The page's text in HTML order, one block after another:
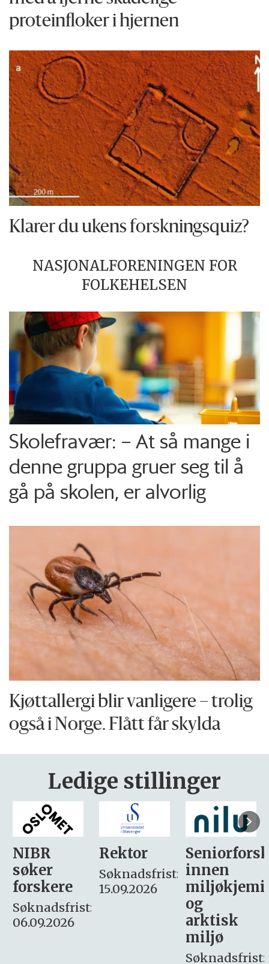
proteinfloker i hjernen
Klarer du ukens forskningsquiz?
NASJONALFORENINGEN FOR
FOLKEHELSEN
Skolefravær: – At så mange i
denne gruppa gruer seg til å
gå på skolen, er alvorlig
Kjøttallergi blir vanligere – trolig
også i Norge. Flått får skylda
Ledige stillinger
Rektor
Søknadsfrist:
15.09.2026
Seniorforsker
innen
miljøkjemi
søker
– fast
Søknadsfrist:
16. august.